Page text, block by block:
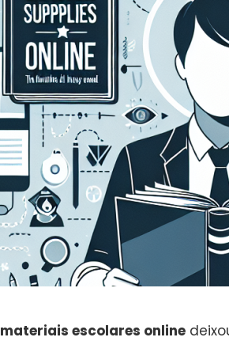
materiais escolares online